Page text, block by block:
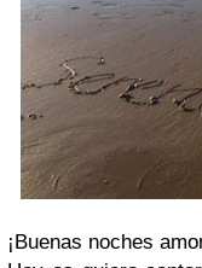
¡Buenas noches